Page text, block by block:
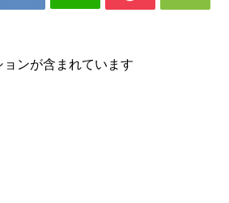
ンが含まれています